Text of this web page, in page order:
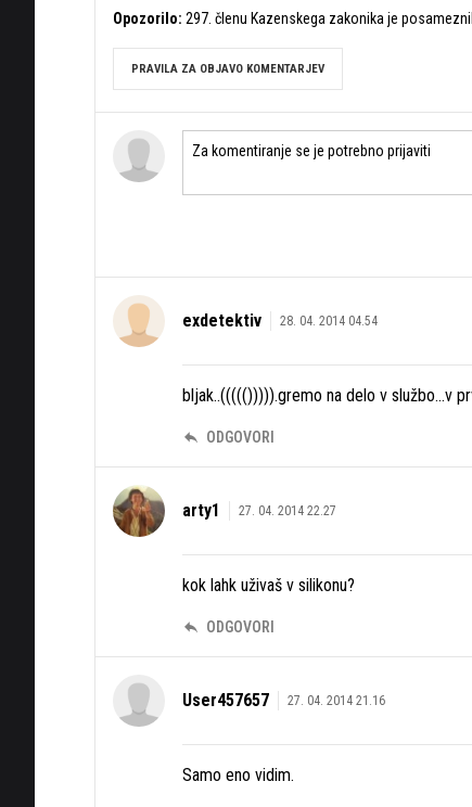
Opozorilo: 297. členu Kazenskega zakonika je
PRAVILA ZA OBJAVO KOMENTARJEV
exdetektiv 28. 04. 2014 04.54
bljak..((((())))).gremo na delo v službo...v
ODGOVORI
arty1 27. 04. 2014 22.27
kok lahk uživaš v silikonu?
ODGOVORI
User457657 27. 04. 2014 21.16
Samo eno vidim.